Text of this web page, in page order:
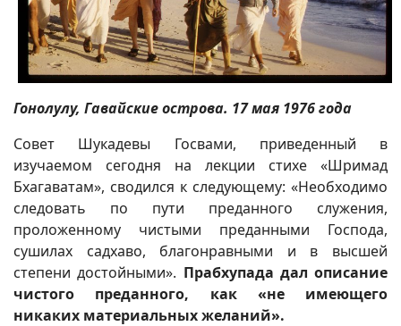
Гонолулу, Гавайские острова. 17 мая 1976 года
Совет Шукадевы Госвами, приведенный в
изучаемом сегодня на лекции стихе «Шримад
Бхагаватам», сводился к следующему: «Необходимо
следовать по пути преданного служения,
проложенному чистыми преданными Господа,
сушилах садхаво, благонравными и в высшей
степени достойными». Прабхупада дал описание
чистого преданного, как «не имеющего
никаких материальных желаний».